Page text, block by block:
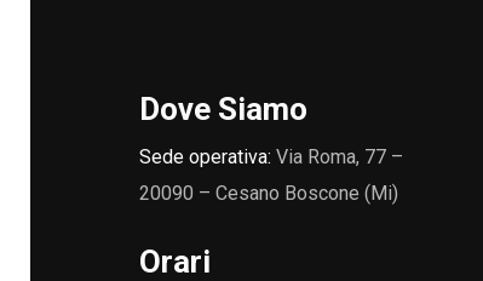
Dove Siamo
Sede operativa:Via Roma, 77 –
20090 – Cesano Boscone (Mi)
Orari